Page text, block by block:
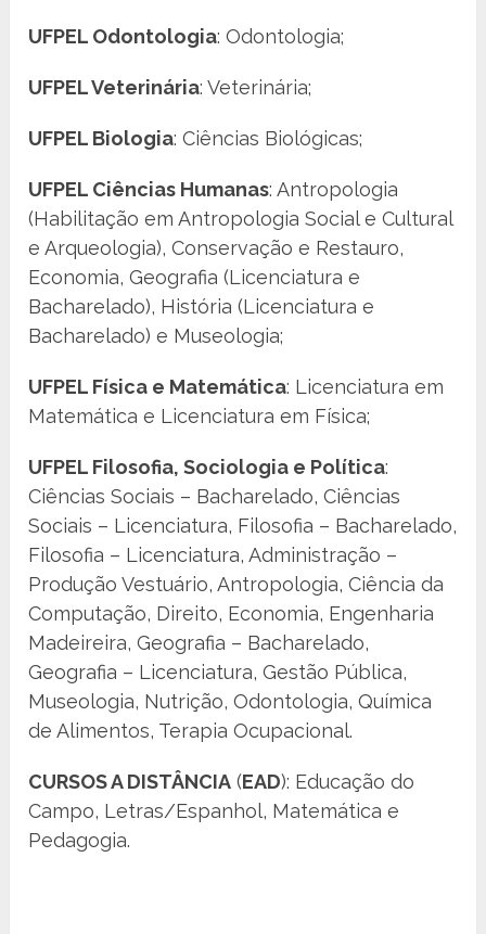
UFPEL Odontologia: Odontologia;
UFPEL Veterinária: Veterinária;
UFPEL Biologia: Ciências Biológicas;
UFPEL Ciências Humanas: Antropologia
(Habilitação em Antropologia Social e Cultural
e Arqueologia), Conservação e Restauro,
Economia, Geografia (Licenciatura e
Bacharelado), História (Licenciatura e
Bacharelado) e Museologia;
UFPEL Física e Matemática: Licenciatura em
Matemática e Licenciatura em Física;
UFPEL Filosofia, Sociologia e Política:
Ciências Sociais – Bacharelado, Ciências
Sociais – Licenciatura, Filosofia – Bacharelado,
Filosofia – Licenciatura, Administração –
Produção Vestuário, Antropologia, Ciência da
Computação, Direito, Economia, Engenharia
Madeireira, Geografia – Bacharelado,
Geografia – Licenciatura, Gestão Pública,
Museologia, Nutrição, Odontologia, Química
de Alimentos, Terapia Ocupacional.
CURSOS A DISTÂNCIA (EAD): Educação do
Campo, Letras/Espanhol, Matemática e
Pedagogia.